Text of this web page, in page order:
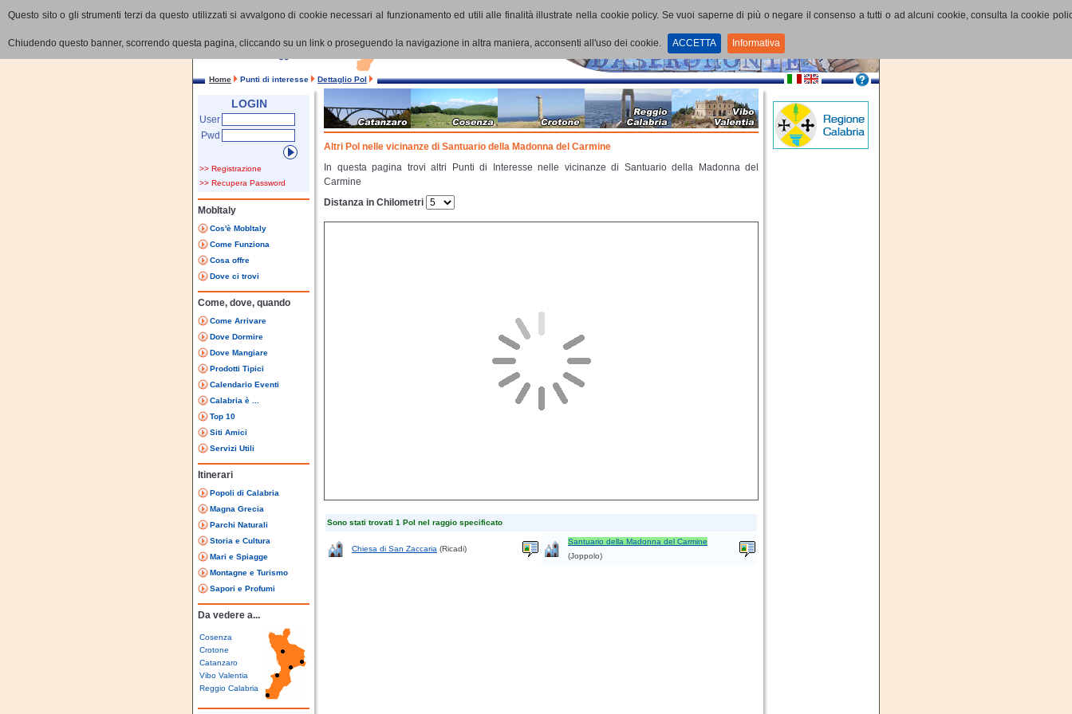
Questo sito o gli strumenti terzi da questo utilizzati si avvalgono di cookie necessari al funzionamento ed utili alle finalità illustrate nella cookie policy. Se vuoi saperne di più o negare il consenso a tutti o ad alcuni cookie, consulta la cookie
Chiudendo questo banner, scorrendo questa pagina, cliccando su un link o proseguendo la navigazione in altra maniera, acconsenti all'uso dei cookie. ACCETTA Informativa
Home Punti di interesse Dettaglio PoI
LOGIN
User
Pwd
>> Registrazione
>> Recupera Password
MobItaly
Cos'è MobItaly
Come Funziona
Cosa offre
Dove ci trovi
Come, dove, quando
Come Arrivare
Dove Dormire
Dove Mangiare
Prodotti Tipici
Calendario Eventi
Calabria è ...
Top 10
Siti Amici
Servizi Utili
Itinerari
Popoli di Calabria
Magna Grecia
Parchi Naturali
Storia e Cultura
Mari e Spiagge
Montagne e Turismo
Sapori e Profumi
Da vedere a...
Cosenza
Crotone
Catanzaro
Vibo Valentia
Reggio Calabria
Altri PoI nelle vicinanze di Santuario della Madonna del Carmine
In questa pagina trovi altri Punti di Interesse nelle vicinanze di Santuario della Madonna del
Carmine
Distanza in Chilometri
Sono stati trovati 1 PoI nel raggio specificato
Chiesa di San Zaccaria (Ricadi)
Santuario della Madonna del Carmine
(Joppolo)